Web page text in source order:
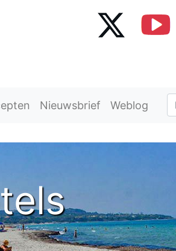
Nieuwsbrief Weblog